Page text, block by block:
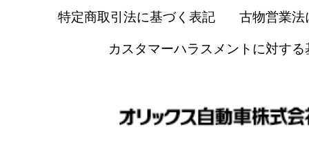
特定商取引法に基づく表記 古物営業法
カスタマーハラスメントに対する